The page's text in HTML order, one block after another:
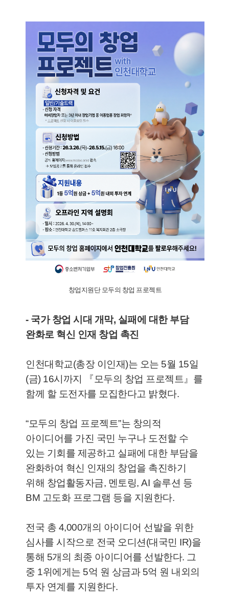
창업지원단 모두의 창업 프로젝트
- 국가 창업 시대 개막, 실패에 대한 부담
완화로 혁신 인재 창업 촉진
인천대학교(총장 이인재)는 오는 5월 15일
(금) 16시까지 『모두의 창업 프로젝트』를
함께 할 도전자를 모집한다고 밝혔다.
“모두의 창업 프로젝트”는 창의적
아이디어를 가진 국민 누구나 도전할 수
있는 기회를 제공하고 실패에 대한 부담을
완화하여 혁신 인재의 창업을 촉진하기
위해 창업활동자금, 멘토링, AI 솔루션 등
BM 고도화 프로그램 등을 지원한다.
전국 총 4,000개의 아이디어 선발을 위한
심사를 시작으로 전국 오디션(대국민 IR)을
통해 5개의 최종 아이디어를 선발한다. 그
중 1위에게는 5억 원 상금과 5억 원 내외의
투자 연계를 지원한다.